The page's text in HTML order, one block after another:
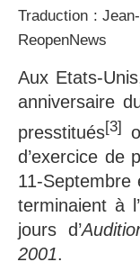
Traduction :
ReopenNews
Aux Etats-
anniversaire
presstitués[3]
d’exercice de
11-
terminaient à
jours d’
2001.